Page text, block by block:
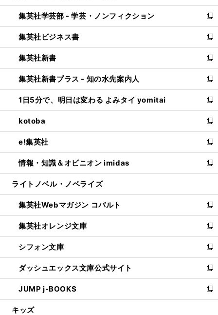
開
く
ウ
で
開
く
ン
ド
ウ
で
開
く
ウ
ィ
ン
ド
ウ
で
開
く
集英社学芸部 - 学芸・ノンフィクション
新
し
い
ウ
ィ
ン
ド
ウ
で
開
く
集英社ビジネス書
新
し
い
ウ
ィ
ン
ド
ウ
で
開
く
集英社新書
新
し
い
ウ
ィ
ン
ド
ウ
で
開
く
集英社新書プラス - 知の水先案内人
新
し
い
ウ
ィ
ン
ド
ウ
で
開
1日5分で、明日は変わる よみタイ yomitai
新
し
い
ウ
ィ
ン
ド
ウ
開
く
kotoba
新
し
い
ウ
ィ
ン
ウ
で
開
く
e!集英社
新
し
い
ウ
ン
ド
ウ
で
開
く
情報・知識＆オピニオン imidas
新
し
ウ
ィ
ン
ド
ウ
で
開
く
ライトノベル・ノベライズ
集英社Webマガジン コバルト
新
し
い
ウ
ィ
ン
ド
ウ
で
開
集英社オレンジ文庫
新
し
い
ウ
ィ
ン
ド
ウ
シフォン文庫
新
し
い
ウ
ィ
ン
ダッシュエックス文庫公式サイト
新
し
い
ウ
JUMP j-BOOKS
新
し
キッズ